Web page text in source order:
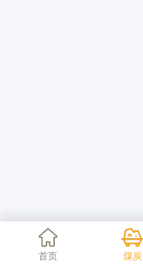
首页 煤炭